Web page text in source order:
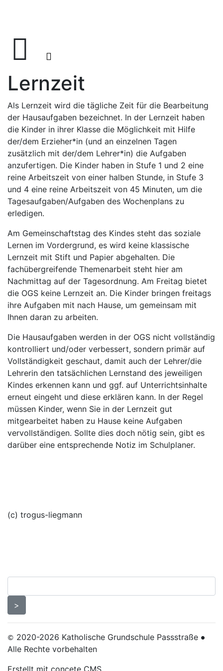
Lernzeit
Als Lernzeit wird die tägliche Zeit für die Bearbeitung
der Hausaufgaben bezeichnet. In der Lernzeit haben
die Kinder in ihrer Klasse die Möglichkeit mit Hilfe
der/dem Erzieher*in (und an einzelnen Tagen
zusätzlich mit der/dem Lehrer*in) die Aufgaben
anzufertigen. Die Kinder haben in Stufe 1 und 2 eine
reine Arbeitszeit von einer halben Stunde, in Stufe 3
und 4 eine reine Arbeitszeit von 45 Minuten, um die
Tagesaufgaben/Aufgaben des Wochenplans zu
erledigen.
Am Gemeinschaftstag des Kindes steht das soziale
Lernen im Vordergrund, es wird keine klassische
Lernzeit mit Stift und Papier abgehalten. Die
fachübergreifende Themenarbeit steht hier am
Nachmittag auf der Tagesordnung. Am Freitag bietet
die OGS keine Lernzeit an. Die Kinder bringen freitags
ihre Aufgaben mit nach Hause, um gemeinsam mit
Ihnen daran zu arbeiten.
Die Hausaufgaben werden in der OGS nicht vollständig
kontrolliert und/oder verbessert, sondern primär auf
Vollständigkeit geschaut, damit auch der Lehrer/die
Lehrerin den tatsächlichen Lernstand des jeweiligen
Kindes erkennen kann und ggf. auf Unterrichtsinhalte
erneut eingeht und diese erklären kann. In der Regel
müssen Kinder, wenn Sie in der Lernzeit gut
mitgearbeitet haben zu Hause keine Aufgaben
vervollständigen. Sollte dies doch nötig sein, gibt es
darüber eine entsprechende Notiz im Schulplaner.
(c) trogus-liegmann
© 2020-2026 Katholische Grundschule Passstraße ●
Alle Rechte vorbehalten
Erstellt mit concete CMS